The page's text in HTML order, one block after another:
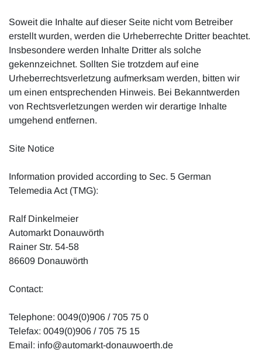
Soweit die Inhalte auf dieser Seite nicht vom Betreiber
erstellt wurden, werden die Urheberrechte Dritter beachtet.
Insbesondere werden Inhalte Dritter als solche
gekennzeichnet. Sollten Sie trotzdem auf eine
Urheberrechtsverletzung aufmerksam werden, bitten wir
um einen entsprechenden Hinweis. Bei Bekanntwerden
von Rechtsverletzungen werden wir derartige Inhalte
umgehend entfernen.
Site Notice
Information provided according to Sec. 5 German
Telemedia Act (TMG):
Ralf Dinkelmeier
Automarkt Donauwörth
Rainer Str. 54-58
86609 Donauwörth
Contact:
Telephone: 0049(0)906 / 705 75 0
Telefax: 0049(0)906 / 705 75 15
Email: info@automarkt-donauwoerth.de